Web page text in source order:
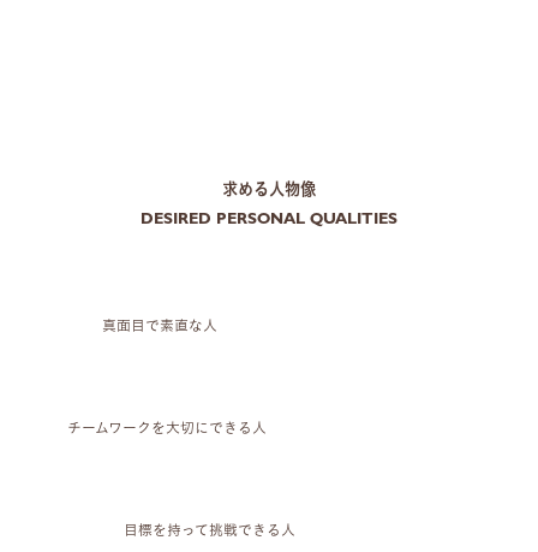
求める人物像
DESIRED PERSONAL QUALITIES
真面目で素直な人
チームワークを大切にできる人
目標を持って挑戦できる人